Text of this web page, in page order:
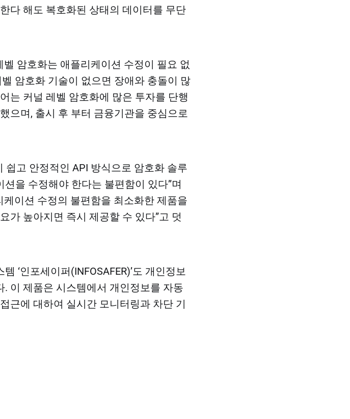
다 해도 복호화된 상태의 데이터를 무단
암호화는 애플리케이션 수정이 필요 없
암호화 기술이 없으면 장애와 충돌이 많
는 커널 레벨 암호화에 많은 투자를 단행
으며, 출시 후 부터 금융기관을 중심으로
쉽고 안정적인 API 방식으로 암호화 솔루
을 수정해야 한다는 불편함이 있다”며
이션 수정의 불편함을 최소화한 제품을
가 높아지면 즉시 제공할 수 있다”고 덧
‘인포세이퍼(INFOSAFER)’도 개인정보
이 제품은 시스템에서 개인정보를 자동
근에 대하여 실시간 모니터링과 차단 기